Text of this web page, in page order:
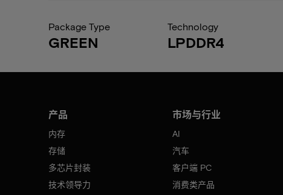
Package Type
GREEN
Technology
LPDDR4
产品
内存
存储
多芯片封装
技术领导力
市场与行业
AI
汽车
客户端 PC
消费类产品